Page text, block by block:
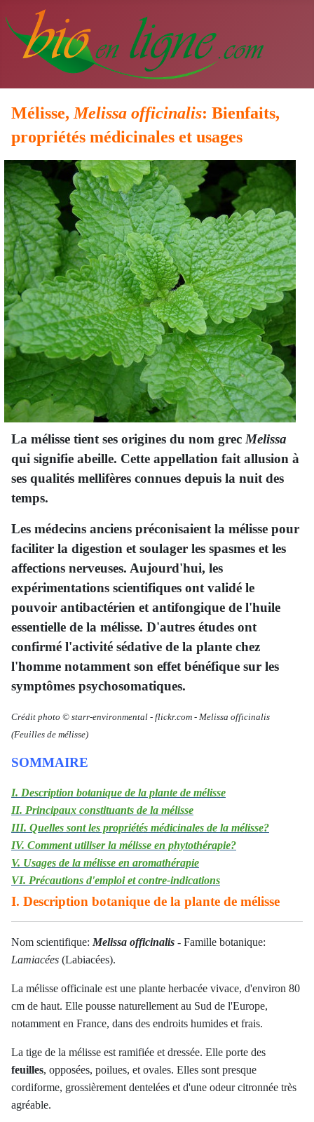
Mélisse, Melissa officinalis: Bienfaits,
propriétés médicinales et usages
La mélisse tient ses origines du nom grecMelissa
qui signifie abeille. Cette appellation fait allusion à
ses qualités mellifères connues depuis la nuit des
temps.
Les médecins anciens préconisaient la mélisse pour
faciliter la digestion et soulager les spasmes et les
affections nerveuses. Aujourd'hui, les
expérimentations scientifiques ont validé le
pouvoir antibactérien et antifongique de l'huile
essentielle de la mélisse. D'autres études ont
confirmé l'activité sédative de la plante chez
l'homme notamment son effet bénéfique sur les
symptômes psychosomatiques.
Crédit photo © starr-environmental - flickr.com - Melissa officinalis
(Feuilles de mélisse)
SOMMAIRE
I. Description botanique de la plante de mélisse
II. Principaux constituants de la mélisse
III. Quelles sont les propriétés médicinales de la mélisse?
IV. Comment utiliser la mélisse en phytothérapie?
V. Usages de la mélisse en aromathérapie
VI. Précautions d'emploi et contre-indications
I. Description botanique de la plante de mélisse
Nom scientifique: Melissa officinalis - Famille botanique:
Lamiacées (Labiacées).
La mélisse officinale est une plante herbacée vivace, d'environ 80
cm de haut. Elle pousse naturellement au Sud de l'Europe,
notamment en France, dans des endroits humides et frais.
La tige de la mélisse est ramifiée et dressée. Elle porte des
feuilles, opposées, poilues, et ovales. Elles sont presque
cordiforme, grossièrement dentelées et d'une odeur citronnée très
agréable.